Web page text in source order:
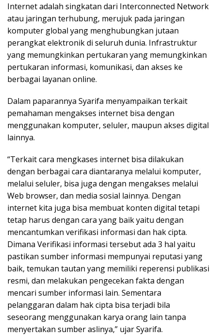
Internet adalah singkatan dari Interconnected Network
atau jaringan terhubung, merujuk pada jaringan
komputer global yang menghubungkan jutaan
perangkat elektronik di seluruh dunia. Infrastruktur
yang memungkinkan pertukaran yang memungkinkan
pertukaran informasi, komunikasi, dan akses ke
berbagai layanan online.
Dalam paparannya Syarifa menyampaikan terkait
pemahaman mengakses internet bisa dengan
menggunakan komputer, seluler, maupun akses digital
lainnya.
“Terkait cara mengkases internet bisa dilakukan
dengan berbagai cara diantaranya melalui komputer,
melalui seluler, bisa juga dengan mengakses melalui
Web browser, dan media sosial lainnya. Dengan
internet kita juga bisa membuat konten digital tetapi
tetap harus dengan cara yang baik yaitu dengan
mencantumkan verifikasi informasi dan hak cipta.
Dimana Verifikasi informasi tersebut ada 3 hal yaitu
pastikan sumber informasi mempunyai reputasi yang
baik, temukan tautan yang memiliki reperensi publikasi
resmi, dan melakukan pengecekan fakta dengan
mencari sumber informasi lain. Sementara
pelanggaran dalam hak cipta bisa terjadi bila
seseorang menggunakan karya orang lain tanpa
menyertakan sumber aslinya,” ujar Syarifa.